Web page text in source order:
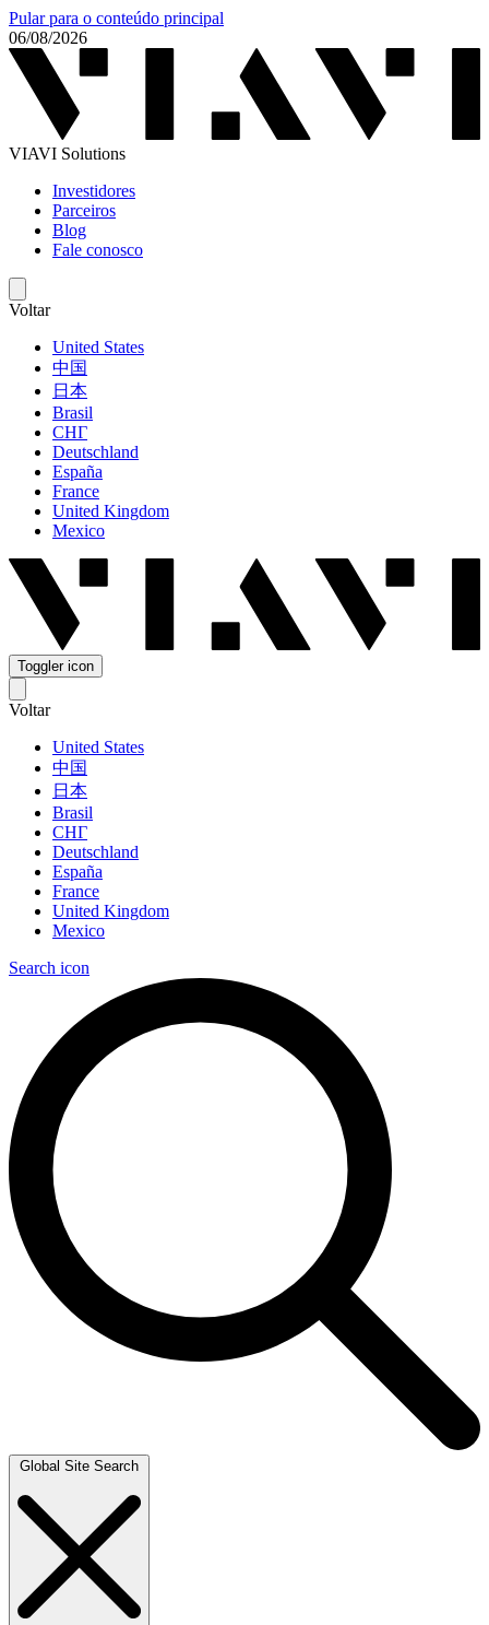
Pular para o conteúdo principal
06/08/2026
VIAVI Solutions
Investidores
Parceiros
Blog
Fale conosco
Voltar
United States
中国
日本
Brasil
СНГ
Deutschland
España
France
United Kingdom
Mexico
Toggler icon
Voltar
United States
中国
日本
Brasil
СНГ
Deutschland
España
France
United Kingdom
Mexico
Search icon
Global Site Search